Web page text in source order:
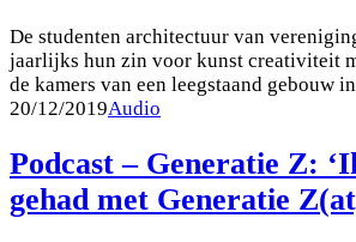
De studenten architectuur van
jaarlijks hun zin voor kunst creativiteit
de kamers van een leegstaand gebouw
20/12/2019Audio
Podcast – Generatie Z:
gehad met Generatie